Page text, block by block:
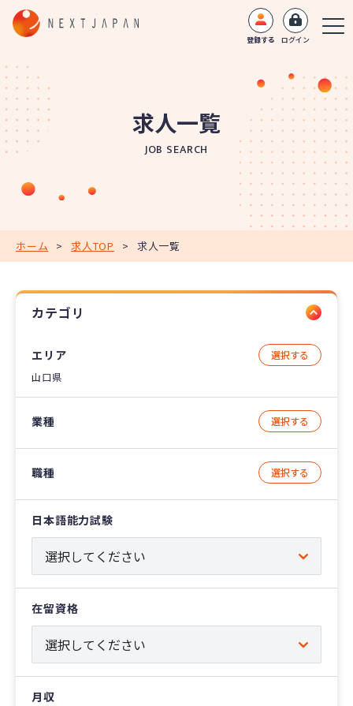
登録する ログイン
求人一覧
JOB SEARCH
ホーム > 求人TOP > 求人一覧
カテゴリ
エリア
選択する
山口県
業種 選択する
職種 選択する
日本語能力試験
在留資格
月収